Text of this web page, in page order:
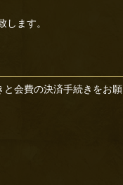
ます。
会費の決済手続きをお願